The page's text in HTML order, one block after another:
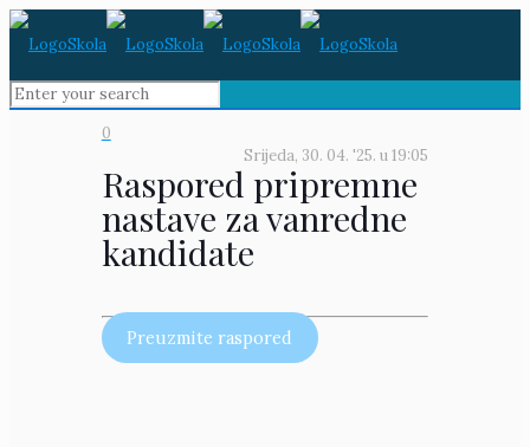
0
Srijeda, 30. 04. '25. u19:05
Raspored pripremne
nastave za vanredne
kandidate
Preuzmite raspored